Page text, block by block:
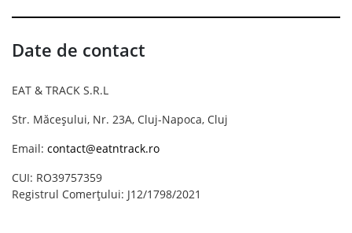
Date de contact
EAT & TRACK S.R.L
Str. Măceșului, Nr. 23A, Cluj-Napoca, Cluj
Email: contact@eatntrack.ro
CUI: RO39757359
Registrul Comerțului: J12/1798/2021